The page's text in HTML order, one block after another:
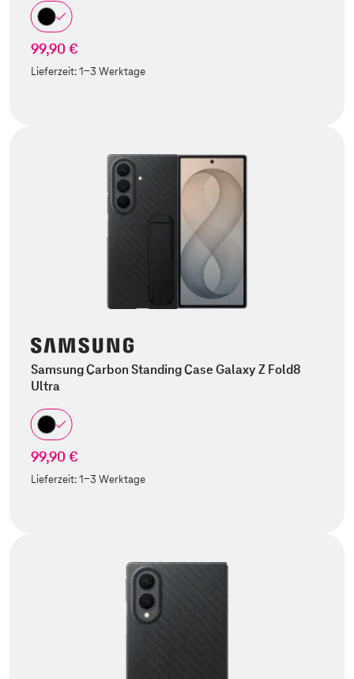
99,90 €
Lieferzeit:1-3 Werktage
Samsung Carbon Standing Case Galaxy Z Fold8
Ultra
99,90 €
Lieferzeit:1-3 Werktage